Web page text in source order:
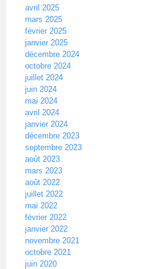
avril 2025
mars 2025
février 2025
janvier 2025
décembre 2024
octobre 2024
juillet 2024
juin 2024
mai 2024
avril 2024
janvier 2024
décembre 2023
septembre 2023
août 2023
mars 2023
août 2022
juillet 2022
mai 2022
février 2022
janvier 2022
novembre 2021
octobre 2021
juin 2020